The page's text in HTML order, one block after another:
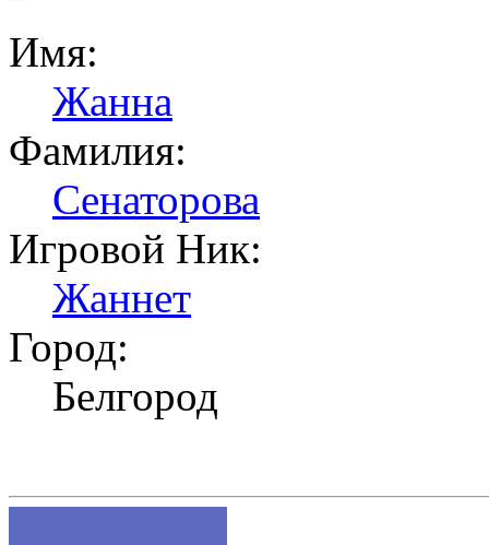
Имя:
Жанна
Фамилия:
Сенаторова
Игровой Ник:
Жаннет
Город:
Белгород